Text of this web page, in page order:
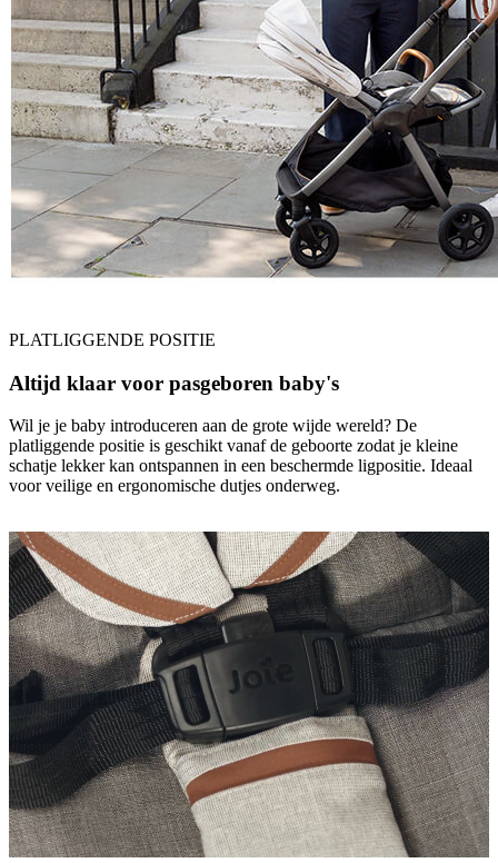
PLATLIGGENDE POSITIE
Altijd klaar voor pasgeboren baby's
Wil je je baby introduceren aan de grote wijde wereld? De
platliggende positie is geschikt vanaf de geboorte zodat je kleine
schatje lekker kan ontspannen in een beschermde ligpositie. Ideaal
voor veilige en ergonomische dutjes onderweg.